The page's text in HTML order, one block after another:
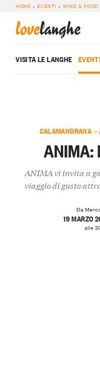
HOME » EVENTI »WINE & FOOD
lovelanghe
VISITA LE LANGHE EVENTI
CALAMANDRANA —
ANIMA:
ANIMA vi invita a
viaggio di gusto
Da
19 MARZO
alle